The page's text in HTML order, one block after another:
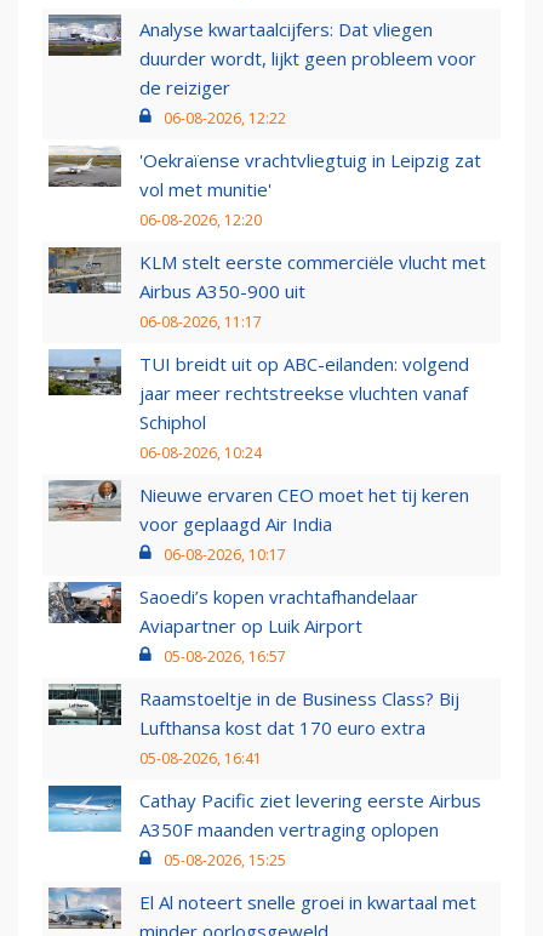
Analyse kwartaalcijfers: Dat vliegen
duurder wordt, lijkt geen probleem voor
de reiziger
06-08-2026, 12:22
'Oekraïense vrachtvliegtuig in Leipzig zat
vol met munitie'
06-08-2026, 12:20
KLM stelt eerste commerciële vlucht met
Airbus A350-900 uit
06-08-2026, 11:17
TUI breidt uit op ABC-eilanden: volgend
jaar meer rechtstreekse vluchten vanaf
Schiphol
06-08-2026, 10:24
Nieuwe ervaren CEO moet het tij keren
voor geplaagd Air India
06-08-2026, 10:17
Saoedi’s kopen vrachtafhandelaar
Aviapartner op Luik Airport
05-08-2026, 16:57
Raamstoeltje in de Business Class? Bij
Lufthansa kost dat 170 euro extra
05-08-2026, 16:41
Cathay Pacific ziet levering eerste Airbus
A350F maanden vertraging oplopen
05-08-2026, 15:25
El Al noteert snelle groei in kwartaal met